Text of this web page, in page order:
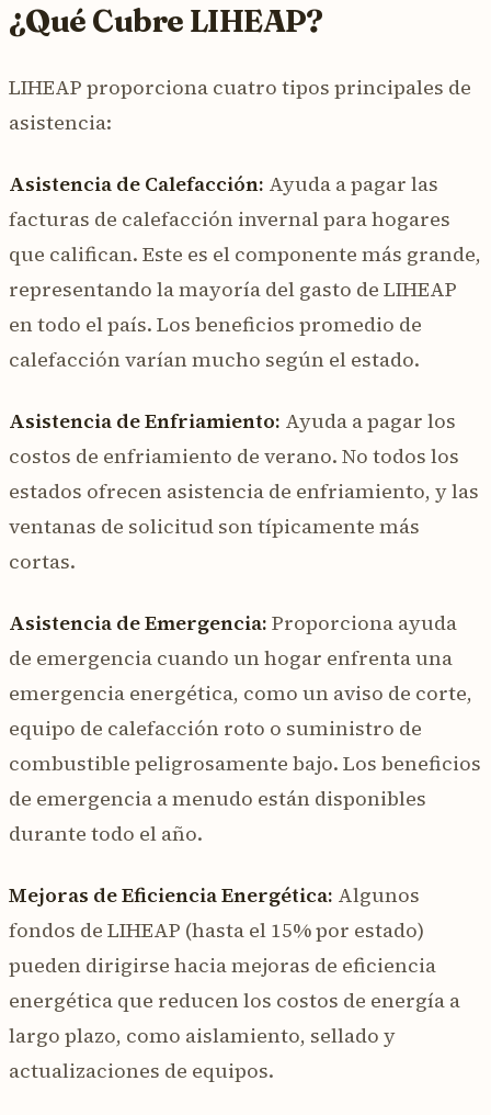
¿Qué Cubre LIHEAP?
LIHEAP proporciona cuatro tipos principales de
asistencia:
Asistencia de Calefacción: Ayuda a pagar las
facturas de calefacción invernal para hogares
que califican. Este es el componente más grande,
representando la mayoría del gasto de LIHEAP
en todo el país. Los beneficios promedio de
calefacción varían mucho según el estado.
Asistencia de Enfriamiento: Ayuda a pagar los
costos de enfriamiento de verano. No todos los
estados ofrecen asistencia de enfriamiento, y las
ventanas de solicitud son típicamente más
cortas.
Asistencia de Emergencia: Proporciona ayuda
de emergencia cuando un hogar enfrenta una
emergencia energética, como un aviso de corte,
equipo de calefacción roto o suministro de
combustible peligrosamente bajo. Los beneficios
de emergencia a menudo están disponibles
durante todo el año.
Mejoras de Eficiencia Energética: Algunos
fondos de LIHEAP (hasta el 15% por estado)
pueden dirigirse hacia mejoras de eficiencia
energética que reducen los costos de energía a
largo plazo, como aislamiento, sellado y
actualizaciones de equipos.